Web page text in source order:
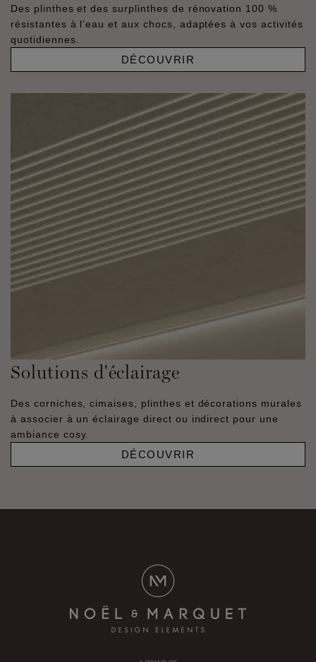
Des plinthes et des surplinthes de rénovation 100 %
résistantes à l’eau et aux chocs, adaptées à vos activités
quotidiennes.
DÉCOUVRIR
Solutions d'éclairage
Des corniches, cimaises, plinthes et décorations murales
à associer à un éclairage direct ou indirect pour une
ambiance cosy.
DÉCOUVRIR